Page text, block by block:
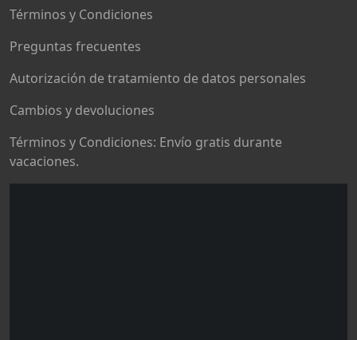
Términos y Condiciones
Preguntas frecuentes
Autorización de tratamiento de datos personales
Cambios y devoluciones
Términos y Condiciones: Envío gratis durante
vacaciones.